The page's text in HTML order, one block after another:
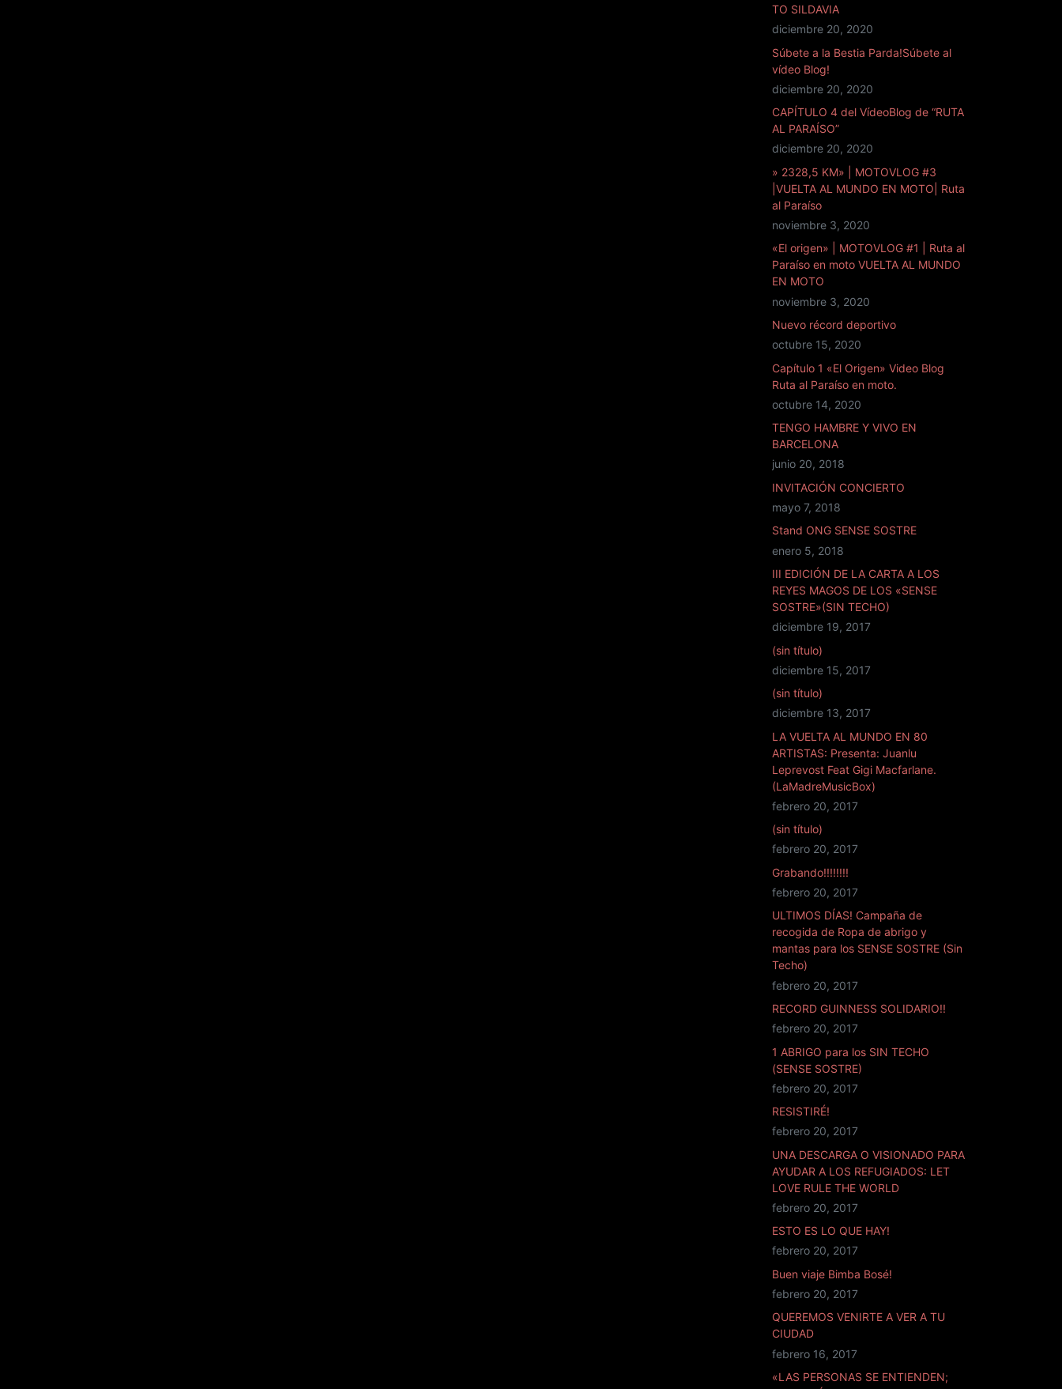
TO SILDAVIA
diciembre 20, 2020
Súbete a la Bestia Parda!Súbete al
vídeo Blog!
diciembre 20, 2020
CAPÍTULO 4 del VídeoBlog de “RUTA
AL PARAÍSO”
diciembre 20, 2020
» 2328,5 KM» | MOTOVLOG #3
|VUELTA AL MUNDO EN MOTO| Ruta
al Paraíso
noviembre 3, 2020
«El origen» | MOTOVLOG #1 | Ruta al
Paraíso en moto VUELTA AL MUNDO
EN MOTO
noviembre 3, 2020
Nuevo récord deportivo
octubre 15, 2020
Capítulo 1 «El Origen» Video Blog
Ruta al Paraíso en moto.
octubre 14, 2020
TENGO HAMBRE Y VIVO EN
BARCELONA
junio 20, 2018
INVITACIÓN CONCIERTO
mayo 7, 2018
Stand ONG SENSE SOSTRE
enero 5, 2018
III EDICIÓN DE LA CARTA A LOS
REYES MAGOS DE LOS «SENSE
SOSTRE»(SIN TECHO)
diciembre 19, 2017
(sin título)
diciembre 15, 2017
(sin título)
diciembre 13, 2017
LA VUELTA AL MUNDO EN 80
ARTISTAS: Presenta: Juanlu
Leprevost Feat Gigi Macfarlane.
(LaMadreMusicBox)
febrero 20, 2017
(sin título)
febrero 20, 2017
Grabando!!!!!!!!
febrero 20, 2017
ULTIMOS DÍAS! Campaña de
recogida de Ropa de abrigo y
mantas para los SENSE SOSTRE (Sin
Techo)
febrero 20, 2017
RECORD GUINNESS SOLIDARIO!!
febrero 20, 2017
1 ABRIGO para los SIN TECHO
(SENSE SOSTRE)
febrero 20, 2017
RESISTIRÉ!
febrero 20, 2017
UNA DESCARGA O VISIONADO PARA
AYUDAR A LOS REFUGIADOS: LET
LOVE RULE THE WORLD
febrero 20, 2017
ESTO ES LO QUE HAY!
febrero 20, 2017
Buen viaje Bimba Bosé!
febrero 20, 2017
QUEREMOS VENIRTE A VER A TU
CIUDAD
febrero 16, 2017
«LAS PERSONAS SE ENTIENDEN;